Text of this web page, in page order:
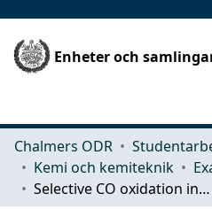
Enheter och
Chalmers ODR
Kemi och kemiteknik
Selective CO oxidation in hydrogen rich environment for fuel cell applications